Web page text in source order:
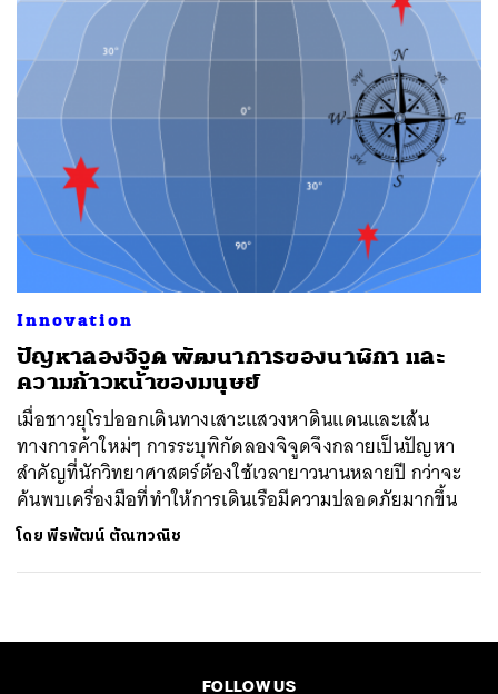
Innovation
ปัญหาลองจิจูด พัฒนาการของนาฬิกา และ
ความก้าวหน้าของมนุษย์
เมื่อชาวยุโรปออกเดินทางเสาะแสวงหาดินแดนและเส้น
ทางการค้าใหม่ๆ การระบุพิกัดลองจิจูดจึงกลายเป็นปัญหา
สำคัญที่นักวิทยาศาสตร์ต้องใช้เวลายาวนานหลายปี กว่าจะ
ค้นพบเครื่องมือที่ทำให้การเดินเรือมีความปลอดภัยมากขึ้น
โดยพีรพัฒน์ ตัณฑวณิช
FOLLOW US
ค้นหา
SHARE TWEET LINE EMAIL